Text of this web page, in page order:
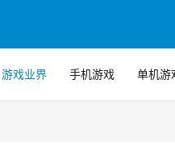
游戏业界 手机游戏 单机游